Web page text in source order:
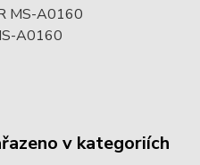
MS-A0160
A0160
v kategoriích